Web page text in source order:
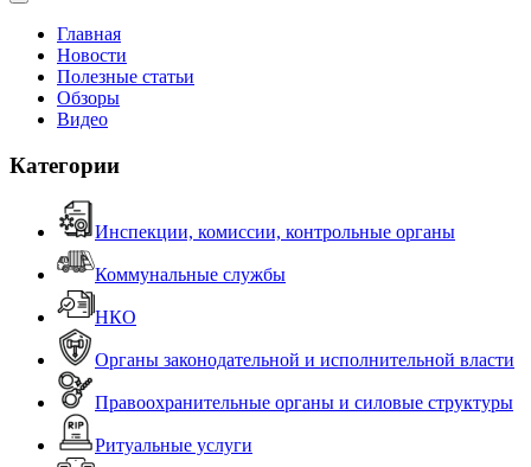
Главная
Новости
Полезные статьи
Обзоры
Видео
Категории
Инспекции, комиссии, контрольные органы
Коммунальные службы
НКО
Органы законодательной и исполнительной власти
Правоохранительные органы и силовые структуры
Ритуальные услуги